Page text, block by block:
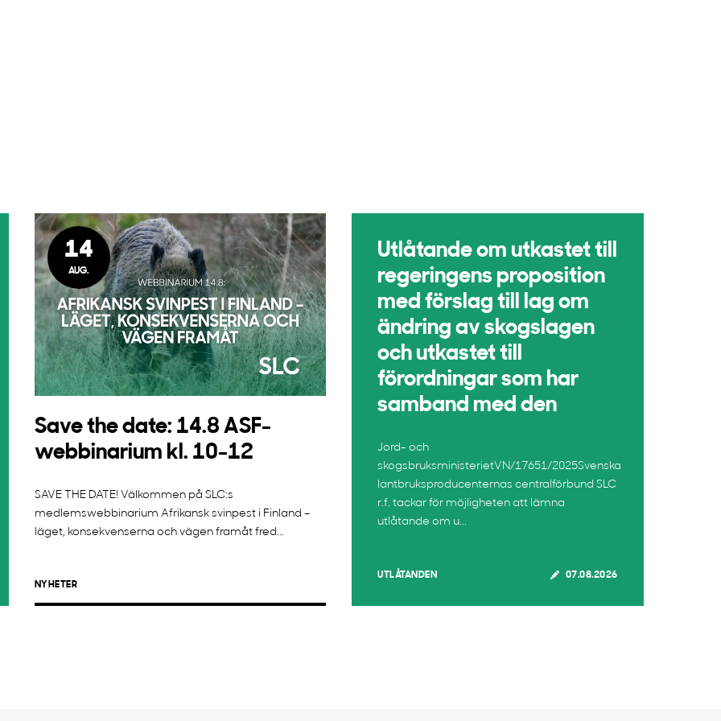
14
AUG.
Save the date: 14.8 ASF-
webbinarium kl. 10-12
SAVE THE DATE! Välkommen på SLC:s
medlemswebbinarium Afrikansk svinpest i Finland –
läget, konsekvenserna och vägen framåt fred...
NYHETER
Utlåtande om utkastet till
regeringens proposition
med förslag till lag om
ändring av skogslagen
och utkastet till
förordningar som har
samband med den
Jord- och
skogsbruksministerietVN/17651/2025Svenska
lantbruksproducenternas centralförbund SLC
r.f. tackar för möjligheten att lämna
utlåtande om u...
UTLÅTANDEN 07.08.2026